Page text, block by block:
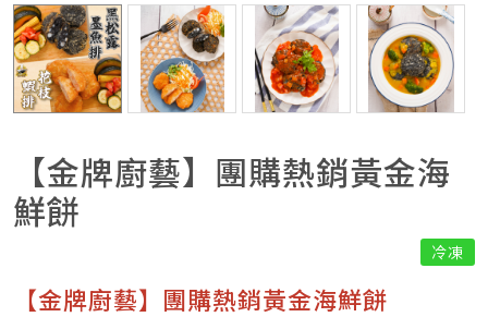
【金牌廚藝】團購熱銷黃金海
鮮餅
冷凍
【金牌廚藝】團購熱銷黃金海鮮餅